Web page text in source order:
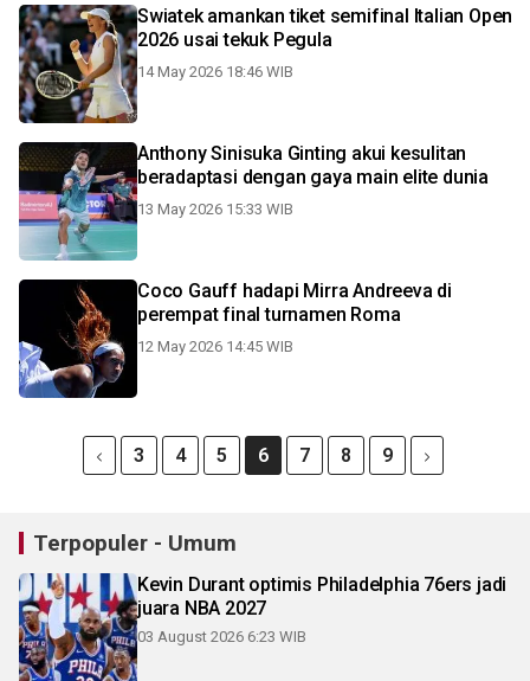
Swiatek amankan tiket semifinal Italian Open
2026 usai tekuk Pegula
14 May 2026 18:46 WIB
Anthony Sinisuka Ginting akui kesulitan
beradaptasi dengan gaya main elite dunia
13 May 2026 15:33 WIB
Coco Gauff hadapi Mirra Andreeva di
perempat final turnamen Roma
12 May 2026 14:45 WIB
3 4 5 6 7 8 9
Terpopuler - Umum
Kevin Durant optimis Philadelphia 76ers jadi
juara NBA 2027
03 August 2026 6:23 WIB